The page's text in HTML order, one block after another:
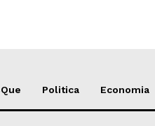
Politica Economia